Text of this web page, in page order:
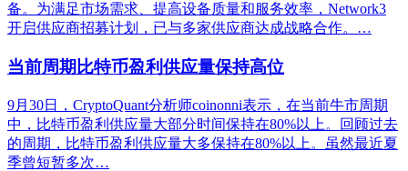
备。为满足市场需求、提高设备质量和服务效率，Network3
开启供应商招募计划，已与多家供应商达成战略合作。…
当前周期比特币盈利供应量保持高位
9月30日，CryptoQuant分析师coinonni表示，在当前牛市周期
中，比特币盈利供应量大部分时间保持在80%以上。回顾过去
的周期，比特币盈利供应量大多保持在80%以上。虽然最近夏
季曾短暂多次…